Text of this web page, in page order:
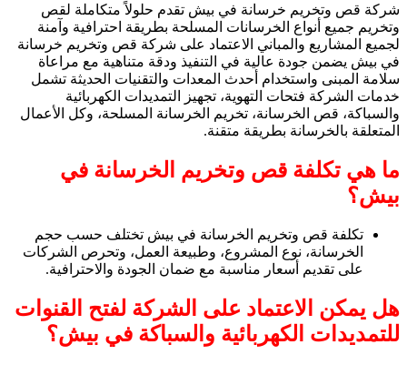
شركة قص وتخريم خرسانة في بيش تقدم حلولاً متكاملة لقص
وتخريم جميع أنواع الخرسانات المسلحة بطريقة احترافية وآمنة
لجميع المشاريع والمباني الاعتماد على شركة قص وتخريم خرسانة
في بيش يضمن جودة عالية في التنفيذ ودقة متناهية مع مراعاة
سلامة المبنى واستخدام أحدث المعدات والتقنيات الحديثة تشمل
خدمات الشركة فتحات التهوية، تجهيز التمديدات الكهربائية
والسباكة، قص الخرسانة، تخريم الخرسانة المسلحة، وكل الأعمال
المتعلقة بالخرسانة بطريقة متقنة.
ما هي تكلفة قص وتخريم الخرسانة في
بيش؟
تكلفة قص وتخريم الخرسانة في بيش تختلف حسب حجم
الخرسانة، نوع المشروع، وطبيعة العمل، وتحرص الشركات
على تقديم أسعار مناسبة مع ضمان الجودة والاحترافية.
هل يمكن الاعتماد على الشركة لفتح القنوات
للتمديدات الكهربائية والسباكة في بيش؟